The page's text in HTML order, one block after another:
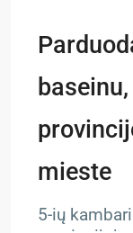
mieste
5-ių